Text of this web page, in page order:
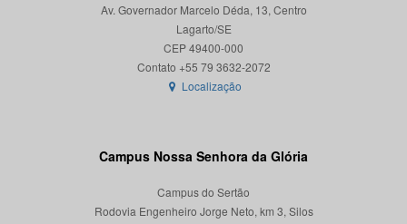
Av. Governador Marcelo Déda, 13, Centro
Lagarto/SE
CEP 49400-000
Localização
Campus Nossa Senhora da Glória
Campus do Sertão
Rodovia Engenheiro Jorge Neto, km 3, Silos